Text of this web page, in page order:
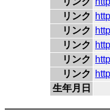
リンク
リンク
リンク
リンク
リンク
生年月日